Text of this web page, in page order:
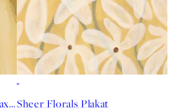
Studio Vreeken - Lovegirl Relaxing Day No2 PlakatSheer Florals Plakat